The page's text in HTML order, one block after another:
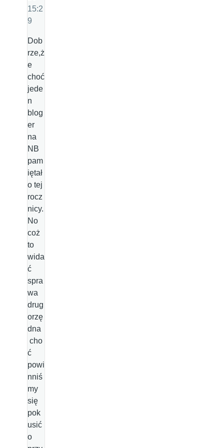
15:2
9
Dob
rze,ż
e
choć
jede
n
blog
er
na
NB
pam
iętał
o tej
rocz
nicy.
No
coż
to
wida
ć
spra
wa
drug
orzę
dna
cho
ć
powi
nniś
my
się
pok
usić
o